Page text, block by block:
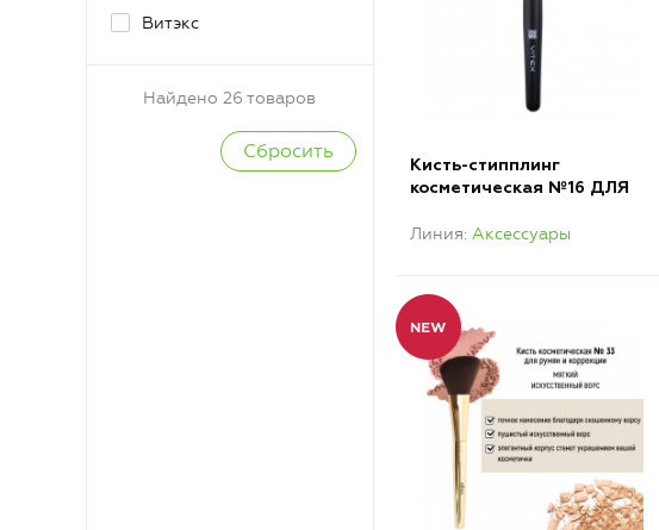
Витэкс
Найдено 26 товаров
Кисть-стипплинг
косметическая №16 ДЛЯ
ТЕКСТУР
Линия Аксессуары